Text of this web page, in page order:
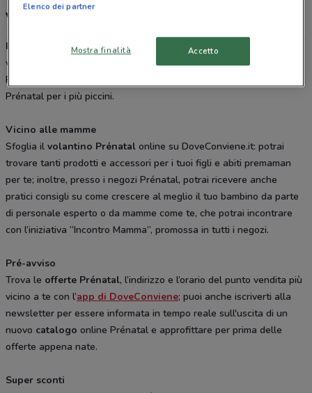
Volantino, offerte e negozi Prénatal
Prénatal
è una catena di moda che da 50 anni a questa parte
veste neonati, bimbi e donne in dolce attesa. Scopri i passeggini
Prénatal, pratici, leggeri e funzionali, o il fasciatoio e le culle
Prénatal per i più piccini.
Vicino alle mamme
Sfoglia il volantino Prénatal online su DoveConviene.it: potrai
trovare tanti prodotti e accessori per i tuoi figli e abiti premaman
per te; inoltre, presso i negozi Prénatal, potrai ricevere anche
pratici consigli su come crescere al meglio il tuo bambino da parte
di personale esperto o da mamme come te, che potrai incontrare
con l’iniziativa “Incontro Mamma”, promossa in tutti i negozi.
Pré-avviso
Trova le offerte Prénatal, l’indirizzo e l’orario del punto vendita più
vicino a te con l’app di DoveConviene; puoi anche iscriverti alla
newsletter per essere informata in tempo reale sull'uscita di un
nuovo catalogo online Prénatal e approfittare per prima delle
offerte appena nate.
Super sconti
Elenco dei partner
Mostra finalità Accetto